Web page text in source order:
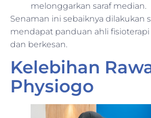
melonggarkan saraf median.
Senaman ini sebaiknya dilakukan
mendapat panduan ahli fisioterapi
dan berkesan.
Kelebihan
Physiogo